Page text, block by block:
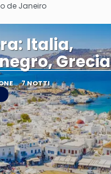
de Janeiro
Italia,
Grecia
7 NOTTI